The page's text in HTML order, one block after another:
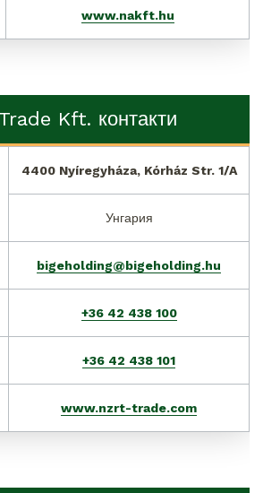
www.nakft.hu
Kft. контакти
4400 Nyíregyháza, Kórház Str. 1/A
Унгария
bigeholding@bigeholding.hu
+36 42 438 100
+36 42 438 101
www.nzrt-trade.com